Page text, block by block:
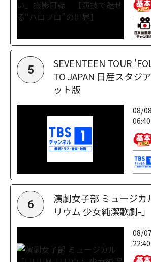
5
SEVENTEEN TOUR
TO JAPAN 日産スタジ
ット版
08/
6
演劇女子部 ミュージカ
リウム 少女純潔歌劇-」
08/